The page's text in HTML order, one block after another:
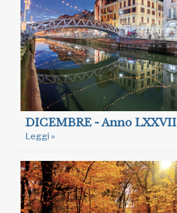
DICEMBRE - Anno LXXVII
Leggi »